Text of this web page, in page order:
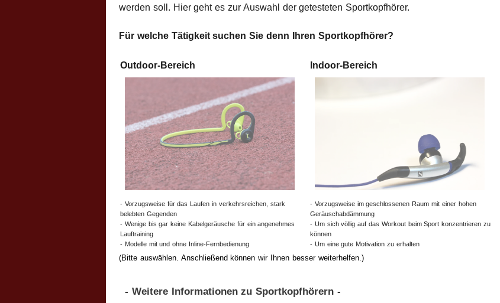
werden soll. Hier geht es zur Auswahl der getesteten Sportkopfhörer.
Für welche Tätigkeit suchen Sie denn Ihren Sportkopfhörer?
Outdoor-Bereich
- Vorzugsweise für das Laufen in verkehrsreichen, stark
belebten Gegenden
- Wenige bis gar keine Kabelgeräusche für ein angenehmes
Lauftraining
- Modelle mit und ohne Inline-Fernbedienung
Indoor-Bereich
- Vorzugsweise im geschlossenen Raum mit einer hohen
Geräuschabdämmung
- Um sich völlig auf das Workout beim Sport konzentrieren zu
können
- Um eine gute Motivation zu erhalten
(Bitte auswählen. Anschließend können wir Ihnen besser weiterhelfen.)
- Weitere Informationen zu Sportkopfhörern -